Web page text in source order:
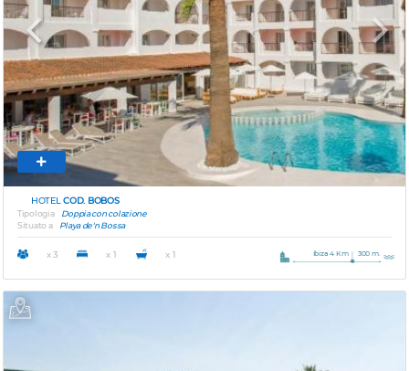
Previous Next
HOTELCOD. BOBOS
Tipologia
Doppia con colazione
Situato a
Playa de'n Bossa
x 3 x 1 x 1 Ibiza 4 Km 300 m.